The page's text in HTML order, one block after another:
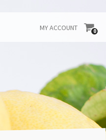
MY ACCOUNT 0